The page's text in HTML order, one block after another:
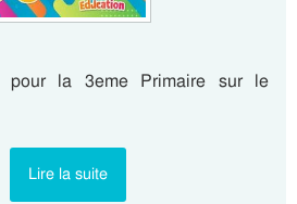
pour la 3eme Primaire sur le
Lire la suite